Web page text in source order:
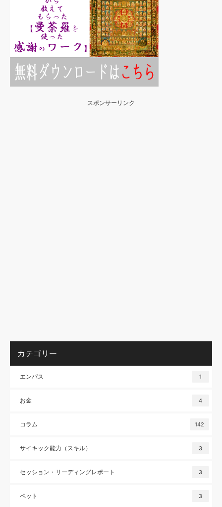
スポンサーリンク
カテゴリー
エンパス 1
お金 4
コラム 142
サイキック能力（スキル） 3
セッション・リーディングレポート 3
ペット 3